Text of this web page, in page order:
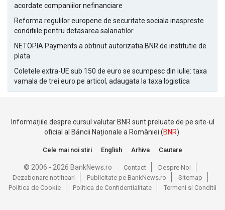
acordate companiilor nefinanciare
Reforma regulilor europene de securitate sociala inaspreste
conditiile pentru detasarea salariatilor
NETOPIA Payments a obtinut autorizatia BNR de institutie de
plata
Coletele extra-UE sub 150 de euro se scumpesc din iulie: taxa
vamala de trei euro pe articol, adaugata la taxa logistica
Informațiile despre cursul valutar BNR sunt preluate de pe site-ul
oficial al Băncii Naționale a României (BNR).
Cele mai noi stiri English Arhiva Cautare
© 2006 - 2026 BankNews.ro Contact
Despre Noi
Dezabonare notificari
Publicitate pe BankNews.ro
Sitemap
Politica de Cookie
Politica de Confidentialitate Termeni si Conditii